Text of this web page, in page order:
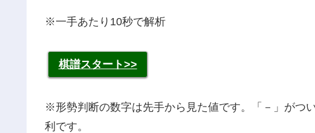
※一手あたり10秒で解析
棋譜スタート>>
※形勢判断の数字は先手から見た値です。「－」がつ
利です。